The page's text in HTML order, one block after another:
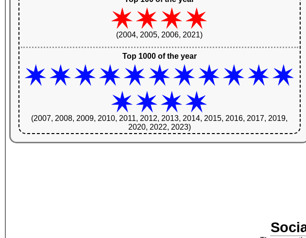
(2004, 2005, 2006, 2021)
Top 1000 of the year
(2007, 2008, 2009, 2010, 2011, 2012, 2013, 2014, 2015, 2016, 2017, 2019,
2020, 2022, 2023)